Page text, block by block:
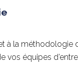
à la méthodologie
vos équipes